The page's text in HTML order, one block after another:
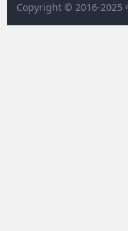
Copyright © 2016-2025